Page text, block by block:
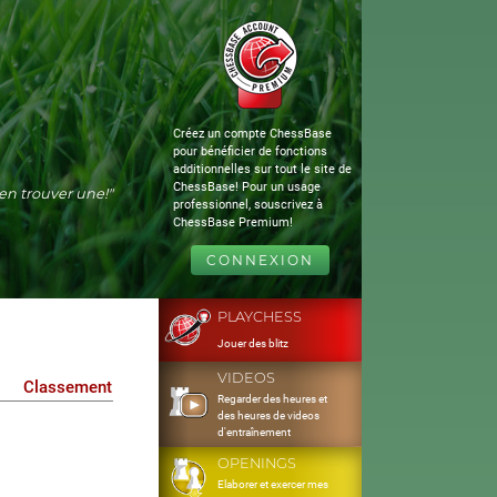
trouver une!"
Créez un compte ChessBase
pour bénéficier de fonctions
additionnelles sur tout le site de
ChessBase! Pour un usage
professionnel, souscrivez à
ChessBase Premium!
CONNEXION
Classement
PLAYCHESS
Jouer des blitz
VIDEOS
Regarder des heures et
des heures de videos
d'entraînement
OPENINGS
Elaborer et exercer mes